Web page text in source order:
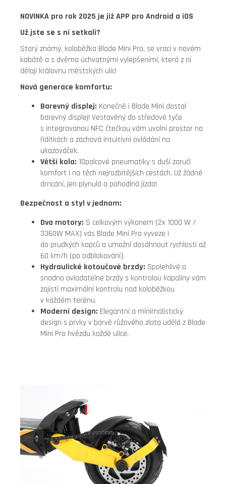
NOVINKA pro rok 2025 je již APP pro Android a iOS
Už jste se s ní setkali?
Starý známý, koloběžka Blade Mini Pro, se vrací v novém
kabátě a s dvěma úchvatnými vylepšeními, která z ní
dělají královnu městských ulic!
Nová generace komfortu:
Barevný displej: Konečně i Blade Mini dostal
barevný displej! Vestavěný do středové tyče
s integrovanou NFC čtečkou vám uvolní prostor na
řídítkách a zachová intuitivní ovládání na
ukazováček.
Větší kola: 10palcové pneumatiky s duší zaručí
komfort i na těch nejrozbitějších cestách. Už žádné
drncání, jen plynulá a pohodlná jízda!
Bezpečnost a styl v jednom:
Dva motory: S celkovým výkonem (2x 1000 W /
3360W MAX) vás Blade Mini Pro vyveze i
do prudkých kopců a umožní dosáhnout rychlosti až
60 km/h (po odblokování).
Hydraulické kotoučové brzdy: Spolehlivé a
snadno ovladatelné brzdy s kontrolou kapaliny vám
zajistí maximální kontrolu nad koloběžkou
v každém terénu.
Moderní design: Elegantní a minimalistický
design s prvky v barvě růžového zlata udělá z Blade
Mini Pro hvězdu každé ulice.